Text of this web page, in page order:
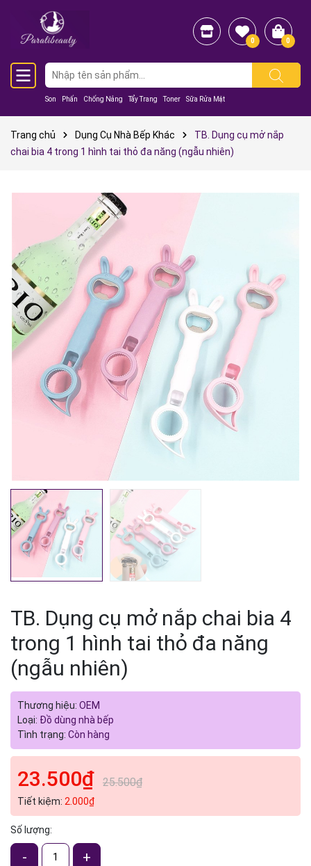
Son Phấn Chống Nắng Tẩy Trang Toner Sữa Rửa Mặt
0 0
Trang chủ Dụng Cụ Nhà Bếp Khác
TB. Dụng cụ mở nắp
chai bia 4 trong 1 hình tai thỏ đa năng (ngẫu nhiên)
TB. Dụng cụ mở nắp chai bia 4
trong 1 hình tai thỏ đa năng
(ngẫu nhiên)
Thương hiệu: OEM
Loại: Đồ dùng nhà bếp
Tình trạng: Còn hàng
23.500₫ 25.500₫
Tiết kiệm: 2.000₫
Số lượng:
- +
Mã giảm giá:
Ngày hết hạn:
Điều kiện: